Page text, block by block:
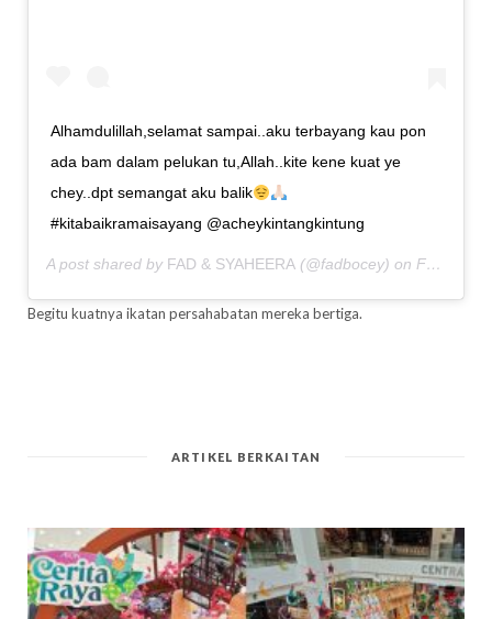
Alhamdulillah,selamat sampai..aku terbayang kau pon
ada bam dalam pelukan tu,Allah..kite kene kuat ye
chey..dpt semangat aku balik
#kitabaikramaisayang @acheykintangkintung
A post shared by FAD & SYAHEERA (@fadbocey) on Feb 11, 2020 at 9:28am PST
Begitu kuatnya ikatan persahabatan mereka bertiga.
ARTIKEL BERKAITAN